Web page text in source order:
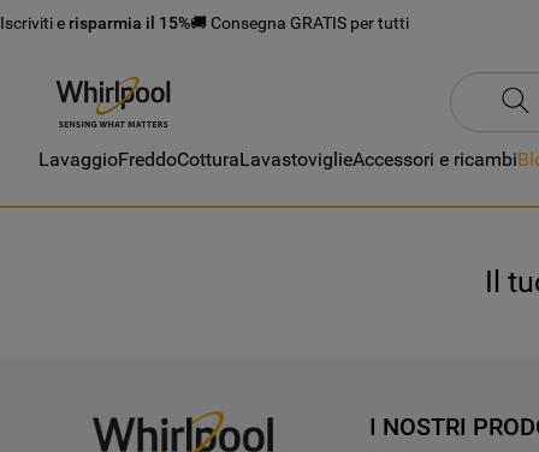
Iscriviti e risparmia il 15%🚚 Consegna GRATIS per tutti
LavaggioFreddoCotturaLavastoviglieAccessori e ricambi
Il
I NOSTRI